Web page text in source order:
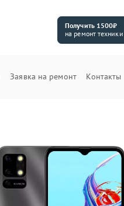
Получить 1500₽
на ремонт техники
Заявка на ремонт Контакты